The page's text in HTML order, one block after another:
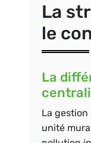
La
le
La
La gestion
unité